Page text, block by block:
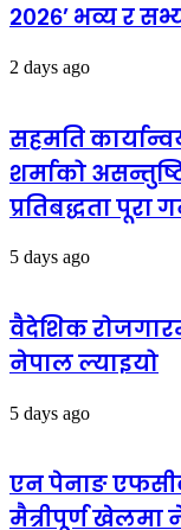
२०२६’ भव्य र
2 days ago
सहमति
शर्माको
प्रतिबद्धता पूरा
5 days ago
वैदेशिक
नेपाल ल्याइयो
5 days ago
एन पेनाङ
मैत्रीपूर्ण खेलमा